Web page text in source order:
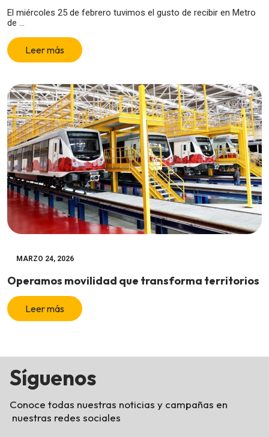
El miércoles 25 de febrero tuvimos el gusto de recibir en Metro
de ...
Leer más
MARZO 24, 2026
Operamos movilidad que transforma territorios
Leer más
Síguenos
Conoce todas nuestras noticias y campañas en
nuestras redes sociales